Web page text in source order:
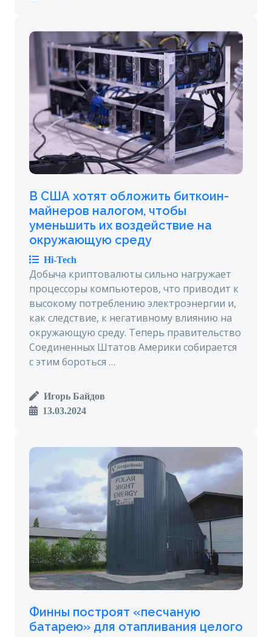
В США хотят обложить биткоин-
майнеров налогом, чтобы
уменьшить их воздействие на
окружающую среду
Hi-Tech
Добыча криптовалюты сильно нагружает
процессоры компьютеров, что приводит к
высокому потреблению электроэнергии и,
как следствие, к негативному влиянию на
окружающую среду. Теперь правительство
Соединенных Штатов Америки собирается
с этим бороться …
Игорь Байдов
13.03.2024
Финны построят «песчаную
батарею» для отапливания целого